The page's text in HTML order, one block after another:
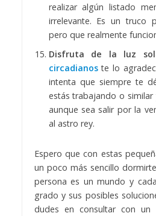
realizar algún listado
irrelevante. Es un truco
pero que realmente
Disfruta de la luz
circadianoste lo
intenta que siempre te
estás trabajando o
aunque sea salir por la
al astro rey.
Espero que con estas
un poco más sencillo
persona es un mundo y
grado y sus posibles
dudes en consultar con un